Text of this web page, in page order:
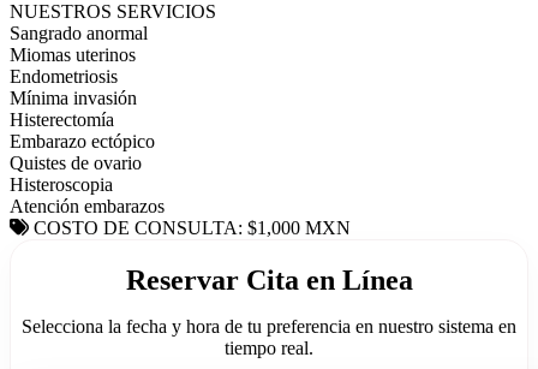
NUESTROS SERVICIOS
Sangrado anormal
Miomas uterinos
Endometriosis
Mínima invasión
Histerectomía
Embarazo ectópico
Quistes de ovario
Histeroscopia
Atención embarazos
COSTO DE CONSULTA: $1,000 MXN
Reservar Cita en Línea
Selecciona la fecha y hora de tu preferencia en nuestro sistema en
tiempo real.